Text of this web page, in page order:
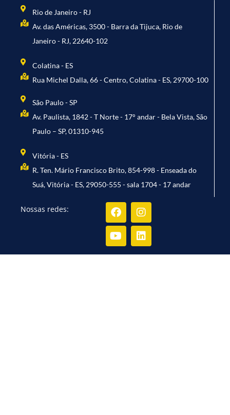
Rio de Janeiro - RJ
Av. das Américas, 3500 - Barra da Tijuca, Rio de
Janeiro - RJ, 22640-102
Colatina - ES
Rua Michel Dalla, 66 - Centro, Colatina - ES, 29700-100
São Paulo - SP
Av. Paulista, 1842 - T Norte - 17° andar - Bela Vista, São
Paulo – SP, 01310-945
Vitória - ES
R. Ten. Mário Francisco Brito, 854-998 - Enseada do
Suá, Vitória - ES, 29050-555 - sala 1704 - 17 andar
Nossas redes: FacebookInstagram
YoutubeLinkedin